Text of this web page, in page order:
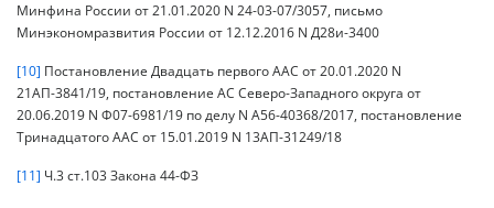
Минфина России от 21.01.2020 N 24-03-07/3057, письмо
Минэкономразвития России от 12.12.2016 N Д28и-3400
[10] Постановление Двадцать первого ААС от 20.01.2020 N
21АП-3841/19, постановление АС Северо-Западного округа от
20.06.2019 N Ф07-6981/19 по делу N А56-40368/2017, постановление
Тринадцатого ААС от 15.01.2019 N 13АП-31249/18
[11] Ч.3 ст.103 Закона 44-ФЗ